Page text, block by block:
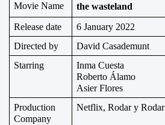
Movie Name
the wasteland
Release date
6 January 2022
Directed by
David Casademunt
Starring
Inma Cuesta
Roberto Álamo
Asier Flores
Production
Company
Netflix, Rodar y Rodar